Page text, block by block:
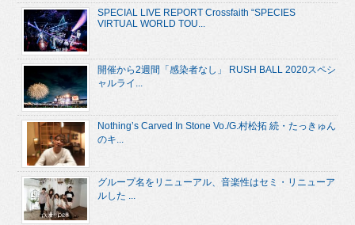
SPECIAL LIVE REPORT Crossfaith “SPECIES
VIRTUAL WORLD TOU...
開催から2週間「感染者なし」 RUSH BALL 2020スペシ
ャルライ...
Nothing’s Carved In Stone Vo./G.村松拓 続・たっきゅん
のキ...
グループ名をリニューアル、音楽性はセミ・リニューア
ルした ...